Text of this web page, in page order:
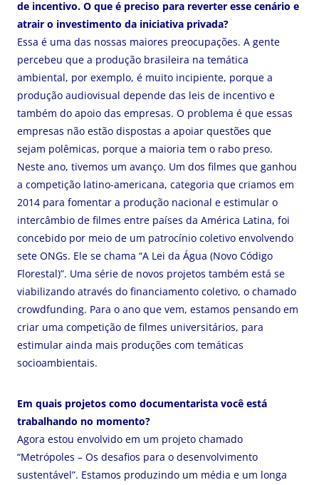
de incentivo. O que é preciso para reverter esse cenário e
atrair o investimento da iniciativa privada?
Essa é uma das nossas maiores preocupações. A gente
percebeu que a produção brasileira na temática
ambiental, por exemplo, é muito incipiente, porque a
produção audiovisual depende das leis de incentivo e
também do apoio das empresas. O problema é que essas
empresas não estão dispostas a apoiar questões que
sejam polêmicas, porque a maioria tem o rabo preso.
Neste ano, tivemos um avanço. Um dos filmes que ganhou
a competição latino-americana, categoria que criamos em
2014 para fomentar a produção nacional e estimular o
intercâmbio de filmes entre países da América Latina, foi
concebido por meio de um patrocínio coletivo envolvendo
sete ONGs. Ele se chama “A Lei da Água (Novo Código
Florestal)”. Uma série de novos projetos também está se
viabilizando através do financiamento coletivo, o chamado
crowdfunding. Para o ano que vem, estamos pensando em
criar uma competição de filmes universitários, para
estimular ainda mais produções com temáticas
socioambientais.
Em quais projetos como documentarista você está
trabalhando no momento?
Agora estou envolvido em um projeto chamado
“Metrópoles – Os desafios para o desenvolvimento
sustentável”. Estamos produzindo um média e um longa